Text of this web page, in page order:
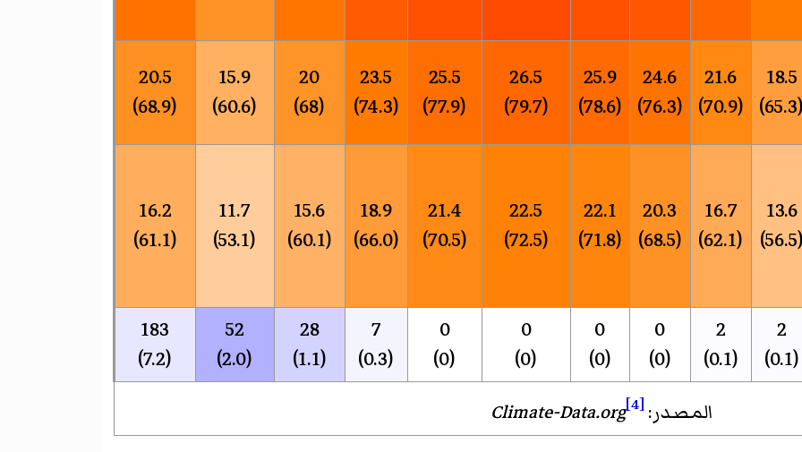
18.5
(65.3)
21.6
(70.9)
24.6
(76.3)
25.9
(78.6)
26.5
(79.7)
25.5
(77.9)
23.5
(74.3)
20
(68)
15.9
(60.6)
20.5
(68.9)
13.6
(56.5)
16.7
(62.1)
20.3
(68.5)
22.1
(71.8)
22.5
(72.5)
21.4
(70.5)
18.9
(66.0)
15.6
(60.1)
11.7
(53.1)
16.2
(61.1)
2
(0.1)
2
(0.1)
0
(0)
0
(0)
0
(0)
0
(0)
7
(0.3)
28
(1.1)
52
(2.0)
183
(7.2)
المصدر: Climate-Data.org[4]